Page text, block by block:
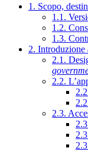
1. Scopo,
1.1.
1.2.
1.3.
2.
2.1.
2.2.
2.3.